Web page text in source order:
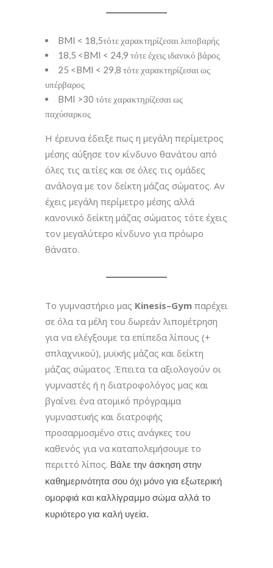
BMI < 18,5τότε χαρακτηρίζεσαι λιποβαρής
18,5 <BMI < 24,9 τότε έχεις ιδανικό βάρος
25 <BMI < 29,8 τότε χαρακτηρίζεσαι ως
υπέρβαρος
BMI >30 τότε χαρακτηρίζεσαι ως
παχύσαρκος
Η έρευνα έδειξε πως η μεγάλη περίμετρος
μέσης αύξησε τον κίνδυνο θανάτου από
όλες τις αιτίες και σε όλες τις ομάδες
ανάλογα με τον δείκτη μάζας σώματος. Αν
έχεις μεγάλη περίμετρο μέσης αλλά
κανονικό δείκτη μάζας σώματος τότε έχεις
τον μεγαλύτερο κίνδυνο για πρόωρο
θάνατο.
Το γυμναστήριο μας Kinesis–Gym παρέχει
σε όλα τα μέλη του δωρεάν λιπομέτρηση
για να ελέγξουμε τα επίπεδα λίπους (+
σπλαχνικού), μυϊκής μάζας και δείκτη
μάζας σώματος .Έπειτα τα αξιολογούν οι
γυμναστές ή η διατροφολόγος μας και
βγαίνει ένα ατομικό πρόγραμμα
γυμναστικής και διατροφής
προσαρμοσμένο στις ανάγκες του
καθενός για να καταπολεμήσουμε το
περιττό λίπος. Βάλε την άσκηση στην
καθημερινότητα σου όχι μόνο για εξωτερική
ομορφιά και καλλίγραμμο σώμα αλλά το
κυριότερο για καλή υγεία.